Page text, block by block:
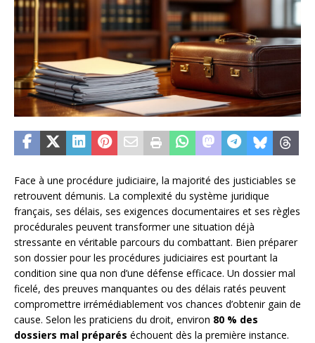
Face à une procédure judiciaire, la majorité des justiciables se
retrouvent démunis. La complexité du système juridique
français, ses délais, ses exigences documentaires et ses règles
procédurales peuvent transformer une situation déjà
stressante en véritable parcours du combattant. Bien préparer
son dossier pour les procédures judiciaires est pourtant la
condition sine qua non d’une défense efficace. Un dossier mal
ficelé, des preuves manquantes ou des délais ratés peuvent
compromettre irrémédiablement vos chances d’obtenir gain de
cause. Selon les praticiens du droit, environ 80 % des
dossiers mal préparés échouent dès la première instance.